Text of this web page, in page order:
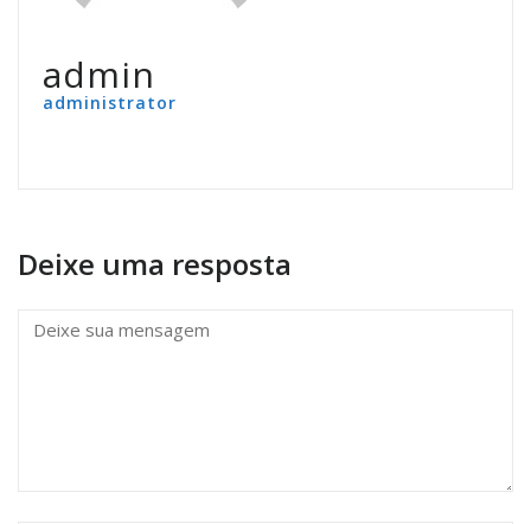
admin
administrator
Deixe uma resposta